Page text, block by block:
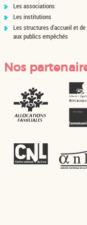
Les associations
Les institutions
Les structures d'accueil et
aux publics empêchés
Nos